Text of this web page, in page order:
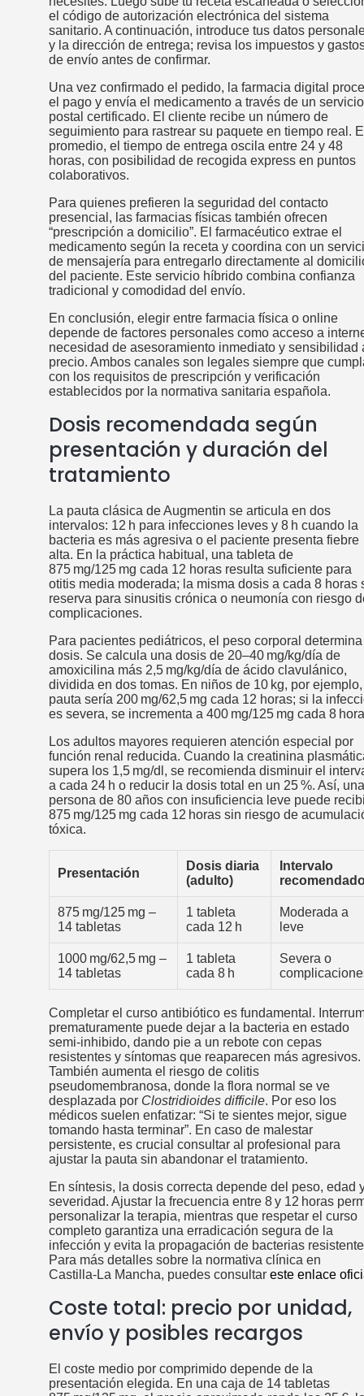
el código de autorización electrónica del sistema
sanitario. A continuación, introduce tus datos
y la dirección de entrega; revisa los impuestos y
de envío antes de confirmar.
Una vez confirmado el pedido, la farmacia digital
el pago y envía el medicamento a través de un servicio
postal certificado. El cliente recibe un número de
seguimiento para rastrear su paquete en tiempo real.
promedio, el tiempo de entrega oscila entre 24 y 48
horas, con posibilidad de recogida express en puntos
colaborativos.
Para quienes prefieren la seguridad del contacto
presencial, las farmacias físicas también ofrecen
“prescripción a domicilio”. El farmacéutico extrae el
medicamento según la receta y coordina con un
de mensajería para entregarlo directamente al
del paciente. Este servicio híbrido combina confianza
tradicional y comodidad del envío.
En conclusión, elegir entre farmacia física o online
depende de factores personales como acceso a
necesidad de asesoramiento inmediato y sensibilidad
precio. Ambos canales son legales siempre que
con los requisitos de prescripción y verificación
establecidos por la normativa sanitaria española.
Dosis recomendada según
presentación y duración del
tratamiento
La pauta clásica de Augmentin se articula en dos
intervalos: 12 h para infecciones leves y 8 h cuando la
bacteria es más agresiva o el paciente presenta fiebre
alta. En la práctica habitual, una tableta de
875 mg/125 mg cada 12 horas resulta suficiente para
otitis media moderada; la misma dosis a cada 8 horas
reserva para sinusitis crónica o neumonía con riesgo
complicaciones.
Para pacientes pediátricos, el peso corporal
dosis. Se calcula una dosis de 20–40 mg/kg/día de
amoxicilina más 2,5 mg/kg/día de ácido clavulánico,
dividida en dos tomas. En niños de 10 kg, por
pauta sería 200 mg/62,5 mg cada 12 horas; si la
es severa, se incrementa a 400 mg/125 mg cada 8
Los adultos mayores requieren atención especial por
función renal reducida. Cuando la creatinina
supera los 1,5 mg/dl, se recomienda disminuir el
a cada 24 h o reducir la dosis total en un 25 %. Así, una
persona de 80 años con insuficiencia leve puede
875 mg/125 mg cada 12 horas sin riesgo de
tóxica.
Presentación
Dosis diaria
(adulto)
Intervalo
875 mg/125 mg –
14 tabletas
1 tableta
cada 12 h
Moderada a
leve
1000 mg/62,5 mg –
14 tabletas
1 tableta
cada 8 h
Severa o
Completar el curso antibiótico es fundamental.
prematuramente puede dejar a la bacteria en estado
semi‑inhibido, dando pie a un rebote con cepas
resistentes y síntomas que reaparecen más agresivos.
También aumenta el riesgo de colitis
pseudomembranosa, donde la flora normal se ve
desplazada por Clostridioides difficile. Por eso los
médicos suelen enfatizar: “Si te sientes mejor, sigue
tomando hasta terminar”. En caso de malestar
persistente, es crucial consultar al profesional para
ajustar la pauta sin abandonar el tratamiento.
En síntesis, la dosis correcta depende del peso, edad
severidad. Ajustar la frecuencia entre 8 y 12 horas
personalizar la terapia, mientras que respetar el curso
completo garantiza una erradicación segura de la
infección y evita la propagación de bacterias
Para más detalles sobre la normativa clínica en
Castilla‑La Mancha, puedes consultar este enlace
Coste total: precio por unidad,
envío y posibles recargos
El coste medio por comprimido depende de la
presentación elegida. En una caja de 14 tabletas